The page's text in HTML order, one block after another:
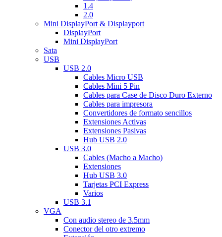
1.4
2.0
Mini DisplayPort & Displayport
DisplayPort
Mini DisplayPort
Sata
USB
USB 2.0
Cables Micro USB
Cables Mini 5 Pin
Cables para Case de Disco Duro Externo
Cables para impresora
Convertidores de formato sencillos
Extensiones Activas
Extensiones Pasivas
Hub USB 2.0
USB 3.0
Cables (Macho a Macho)
Extensiones
Hub USB 3.0
Tarjetas PCI Express
Varios
USB 3.1
VGA
Con audio stereo de 3.5mm
Conector del otro extremo